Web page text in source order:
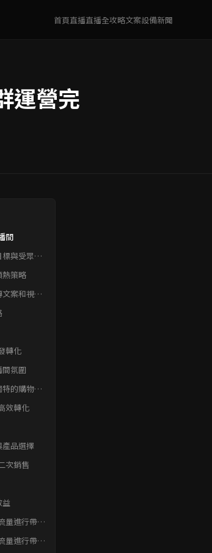
首頁直播直播全攻略文案設備新聞
運營完
間
與受眾分
熱策略
案和視覺
轉化
氛圍
的購物體
效轉化
品選擇
次銷售
益
量進行帶貨
量進行帶貨